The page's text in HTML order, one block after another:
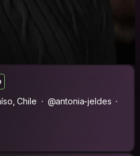
Chile
@antonia-jeldes